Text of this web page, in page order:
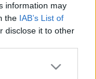
information may
the IAB’s List of
disclose it to other
or more Google